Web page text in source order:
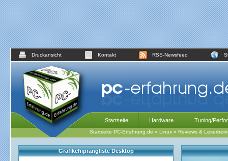
Druckansicht Kontakt RSS-Newsfeed
Startseite Hardware Tuning/
Startseite PC-Erfahrung.de » Linux » Reviews &
Grafikchiprangliste Desktop